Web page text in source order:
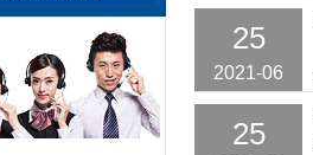
25
2021-06
25